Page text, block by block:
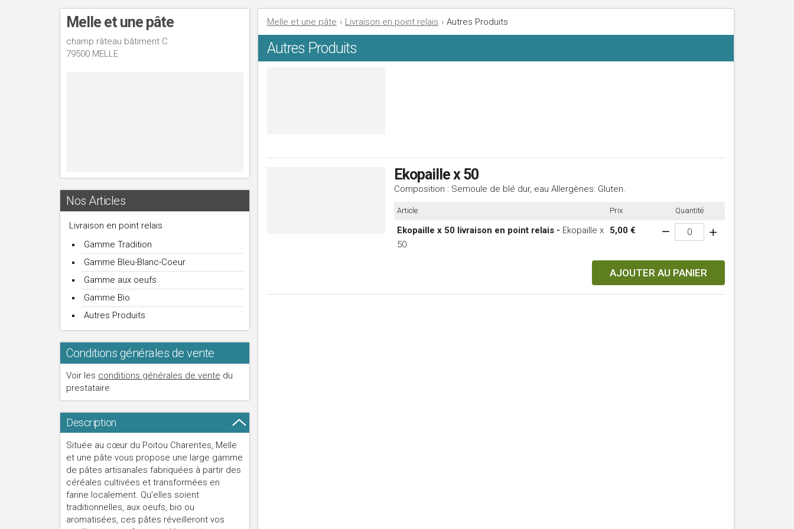
Melle et une pâte
champ râteau bâtiment C
79500 MELLE
Nos Articles
Livraison en point relais
Gamme Tradition
Gamme Bleu-Blanc-Coeur
Gamme aux oeufs
Gamme Bio
Autres Produits
Conditions générales de vente
Voir les conditions générales de vente du
prestataire
Description
Située au cœur du Poitou Charentes, Melle
et une pâte vous propose une large gamme
de pâtes artisanales fabriquées à partir des
céréales cultivées et transformées en
farine localement. Qu'elles soient
traditionnelles, aux oeufs, bio ou
aromatisées, ces pâtes réveilleront vos
Melle et une pâte › Livraison en point relais › Autres Produits
Autres Produits
Ekopaille x 50
Composition : Semoule de blé dur, eau Allergènes: Gluten.
Article Prix Quantité
Ekopaille x 50 livraison en point relais - Ekopaille x
50
5,00 €
AJOUTER AU PANIER